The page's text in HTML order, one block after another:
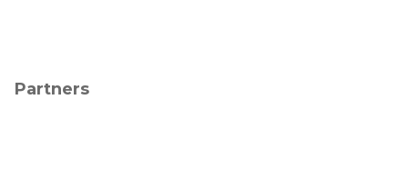
Partners